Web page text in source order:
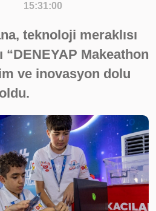
15:31:00
teknoloji meraklısı
“DENEYAP Makeathon
ve inovasyon dolu